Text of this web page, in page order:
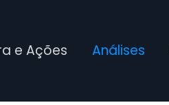
e Ações Análises